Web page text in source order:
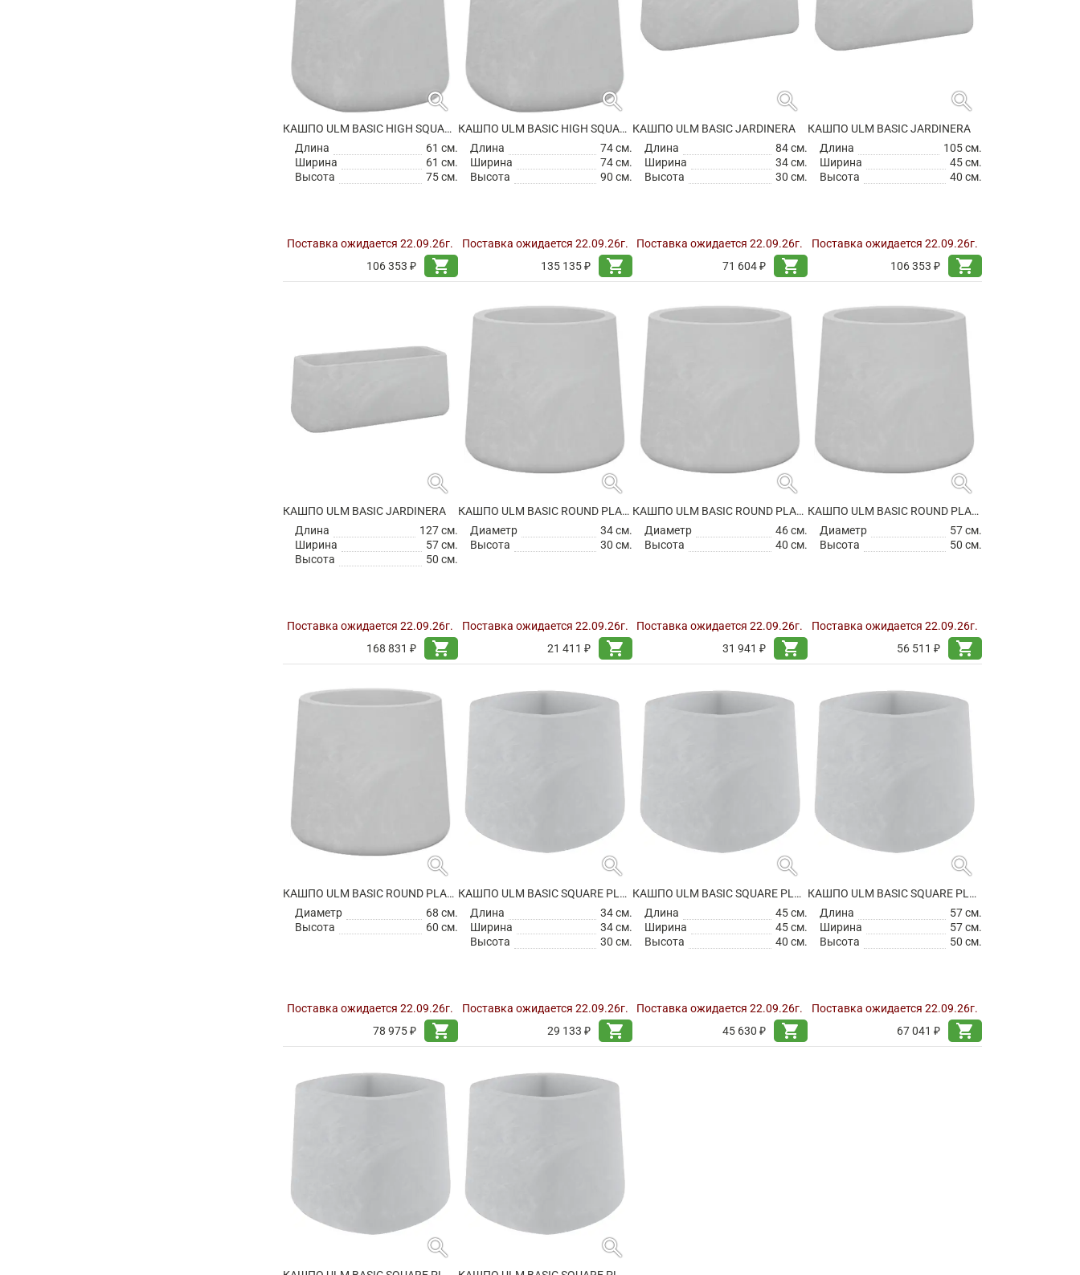
search
КАШПО ULM BASIC HIGH SQUARE PLANTER
Длина
61 см.
Ширина
61 см.
Высота
75 см.
Поставка ожидается 22.09.26г.
106 353 ₽
shopping_cart
search
КАШПО ULM BASIC HIGH SQUARE PLANTER
Длина
74 см.
Ширина
74 см.
Высота
90 см.
Поставка ожидается 22.09.26г.
135 135 ₽
shopping_cart
search
КАШПО ULM BASIC JARDINERA
Длина
84 см.
Ширина
34 см.
Высота
30 см.
Поставка ожидается 22.09.26г.
71 604 ₽
shopping_cart
search
КАШПО ULM BASIC JARDINERA
Длина
105 см.
Ширина
45 см.
Высота
40 см.
Поставка ожидается 22.09.26г.
106 353 ₽
shopping_cart
search
КАШПО ULM BASIC JARDINERA
Длина
127 см.
Ширина
57 см.
Высота
50 см.
Поставка ожидается 22.09.26г.
168 831 ₽
shopping_cart
search
КАШПО ULM BASIC ROUND PLANTER
Диаметр
34 см.
Высота
30 см.
Поставка ожидается 22.09.26г.
21 411 ₽
shopping_cart
search
КАШПО ULM BASIC ROUND PLANTER
Диаметр
46 см.
Высота
40 см.
Поставка ожидается 22.09.26г.
31 941 ₽
shopping_cart
search
КАШПО ULM BASIC ROUND PLANTER
Диаметр
57 см.
Высота
50 см.
Поставка ожидается 22.09.26г.
56 511 ₽
shopping_cart
search
КАШПО ULM BASIC ROUND PLANTER
Диаметр
68 см.
Высота
60 см.
Поставка ожидается 22.09.26г.
78 975 ₽
shopping_cart
search
КАШПО ULM BASIC SQUARE PLANTER
Длина
34 см.
Ширина
34 см.
Высота
30 см.
Поставка ожидается 22.09.26г.
29 133 ₽
shopping_cart
search
КАШПО ULM BASIC SQUARE PLANTER
Длина
45 см.
Ширина
45 см.
Высота
40 см.
Поставка ожидается 22.09.26г.
45 630 ₽
shopping_cart
search
КАШПО ULM BASIC SQUARE PLANTER
Длина
57 см.
Ширина
57 см.
Высота
50 см.
Поставка ожидается 22.09.26г.
67 041 ₽
shopping_cart
search search